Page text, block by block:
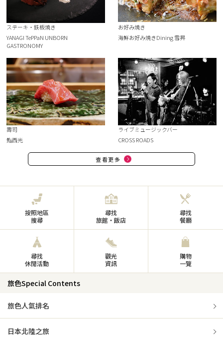
ステーキ・鉄板焼き
YANAGI TePPaN UNBORN
GASTRONOMY
お好み焼き
海鮮お好み焼きDining 雪昇
壽司
鮨西光
ライブミュージックバー
CROSS ROADS
查看更多
按照地區
搜尋
尋找
旅館・飯店
尋找
餐廳
尋找
休閒活動
觀光
資訊
購物
一覽
旅色Special Contents
旅色人氣排名
日本北陸之旅